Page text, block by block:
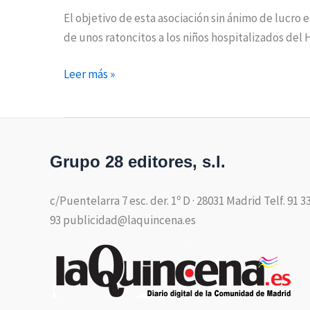
El objetivo de esta asociación sin ánimo de lucro
de unos ratoncitos a los niños hospitalizados del
Leer más »
Grupo 28 editores, s.l.
c/Puentelarra 7 esc. der. 1º D · 28031 Madrid Telf. 91
93 publicidad@laquincena.es